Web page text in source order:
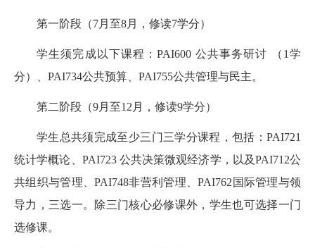
第一阶段（7月至8月，修读7学分）
学生须完成以下课程：PAI600 公共事务研讨 （1学
分）、PAI734公共预算、PAI755公共管理与民主。
第二阶段（9月至12月，修读9学分）
学生总共须完成至少三门三学分课程，包括：PAI721
统计学概论、PAI723 公共决策微观经济学，以及PAI712公
共组织与管理、PAI748非营利管理、PAI762国际管理与领
导力，三选一。除三门核心必修课外，学生也可选择一门
选修课。